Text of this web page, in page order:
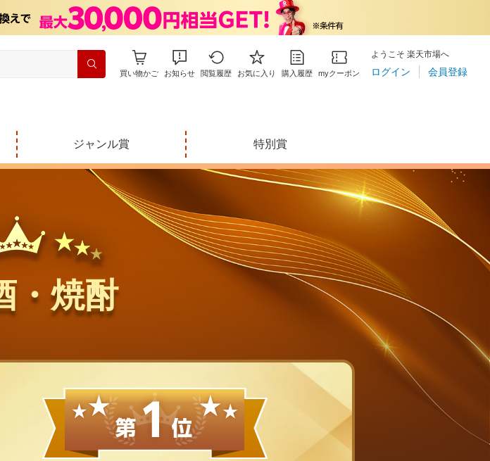
買い物かご お知らせ 閲覧履歴 お気に入り 購入履歴 myクーポン
ようこそ 楽天市場へ
ログイン 会員登録
ジャンル賞 特別賞
・焼酎